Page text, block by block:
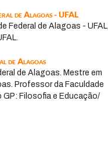
de Alagoas - UFAL
Federal de Alagoas - UFAL,
de Alagoas
de Alagoas. Mestre em
Professor da Faculdade
Filosofia e Educação/